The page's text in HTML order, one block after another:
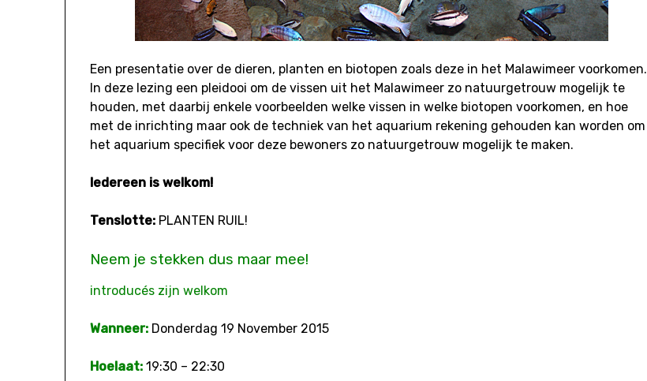
Een presentatie over de dieren, planten en biotopen zoals deze in het Malawimeer voorkomen.
In deze lezing een pleidooi om de vissen uit het Malawimeer zo natuurgetrouw mogelijk te
houden, met daarbij enkele voorbeelden welke vissen in welke biotopen voorkomen, en hoe
met de inrichting maar ook de techniek van het aquarium rekening gehouden kan worden om
het aquarium specifiek voor deze bewoners zo natuurgetrouw mogelijk te maken.
Iedereen is welkom!
Tenslotte: PLANTEN RUIL!
Neem je stekken dus maar mee!
introducés zijn welkom
Wanneer: Donderdag 19 November 2015
Hoelaat: 19:30 – 22:30